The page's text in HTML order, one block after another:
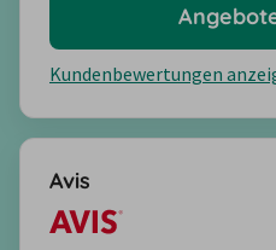
Kundenbewertungen
Avis